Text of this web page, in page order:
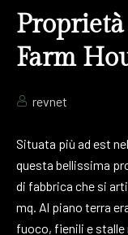
Farm
revnet
Situata più ad est
questa bellissima
di fabbrica che si
mq. Al piano terra
fuoco, fienili e stalle